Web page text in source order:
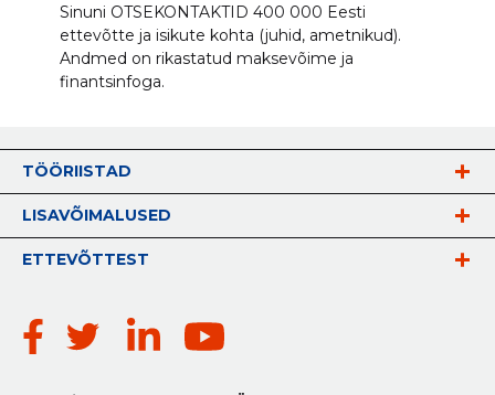
Sinuni OTSEKONTAKTID 400 000 Eesti
ettevõtte ja isikute kohta (juhid, ametnikud).
Andmed on rikastatud maksevõime ja
finantsinfoga.
TÖÖRIISTAD
LISAVÕIMALUSED
ETTEVÕTTEST